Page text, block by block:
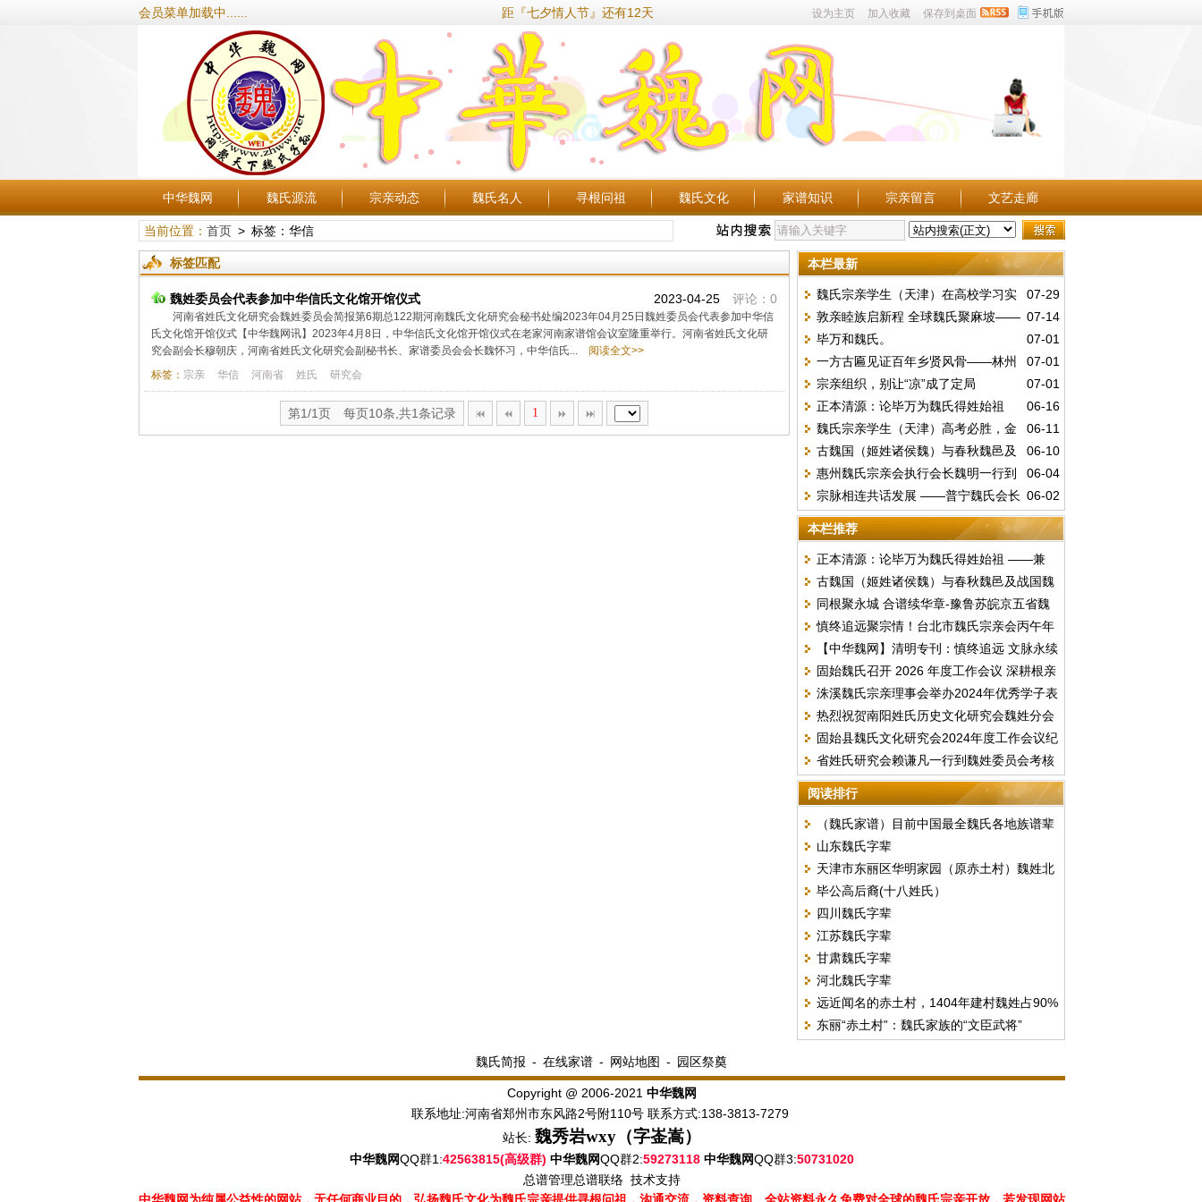
会员菜单加载中...... 设为主页 加入收藏 保存到桌面
距『七夕情人节』还有12天
中华魏网 魏氏源流 宗亲动态 魏氏名人 寻根问祖 魏氏文化 家谱知识 宗亲留言 文艺走廊
当前位置： 首页> 标签：华信
标签匹配
2023-04-25评论：0
魏姓委员会代表参加中华信氏文化馆开馆仪式
河南省姓氏文化研究会魏姓委员会简报第6期总122期河南魏氏文化研究会秘书处编2023年04月25日魏姓委员会代表参加中华信
氏文化馆开馆仪式【中华魏网讯】2023年4月8日，中华信氏文化馆开馆仪式在老家河南家谱馆会议室隆重举行。河南省姓氏文化研
究会副会长穆朝庆，河南省姓氏文化研究会副秘书长、家谱委员会会长魏怀习，中华信氏...
阅读全文>>
标签： 宗亲 华信 河南省 姓氏 研究会
第1/1页 每页10条,共1条记录 1
本栏最新
07-29
魏氏宗亲学生（天津）在高校学习实
况点滴。
07-14
敦亲睦族启新程 全球魏氏聚麻坡——
第五届世魏恳亲大会暨麻属魏氏公会三十周
年庆典
07-01
毕万和魏氏。
07-01
一方古匾见证百年乡贤风骨——林州
魏庄村发现民国“維持地方”木匾
07-01
宗亲组织，别让“凉”成了定局
06-16
正本清源：论毕万为魏氏得姓始祖
——兼驳“古魏公族为源”说
06-11
魏氏宗亲学生（天津）高考必胜，金
榜题名。
06-10
古魏国（姬姓诸侯魏）与春秋魏邑及
战国魏国的文明嬗变
06-04
惠州魏氏宗亲会执行会长魏明一行到
访总会汇报工作并交流《唐台魏氏谱志》编
撰事宜
06-02
宗脉相连共话发展 ——普宁魏氏会长
魏李锦赴中山海洲开展宗亲座谈
本栏推荐
正本清源：论毕万为魏氏得姓始祖 ——兼
驳“古魏公族为源”说
古魏国（姬姓诸侯魏）与春秋魏邑及战国魏
国的文明嬗变
同根聚永城 合谱续华章-豫鲁苏皖京五省魏
氏文化联谊暨合谱研讨盛会顺利落幕
慎终追远聚宗情！台北市魏氏宗亲会丙午年
春季祭祖暨换届选举圆满举行
【中华魏网】清明专刊：慎终追远 文脉永续
文明祭祖倡议书
固始魏氏召开 2026 年度工作会议 深耕根亲
文化擘画发展新篇
洙溪魏氏宗亲理事会举办2024年优秀学子表
彰大会
热烈祝贺南阳姓氏历史文化研究会魏姓分会
2024续谱推进会圆满成功召开
固始县魏氏文化研究会2024年度工作会议纪
要
省姓氏研究会赖谦凡一行到魏姓委员会考核
2023年度工作
阅读排行
（魏氏家谱）目前中国最全魏氏各地族谱辈
份汇总
山东魏氏字辈
天津市东丽区华明家园（原赤土村）魏姓北
门字号排序
毕公高后裔(十八姓氏）
四川魏氏字辈
江苏魏氏字辈
甘肃魏氏字辈
河北魏氏字辈
远近闻名的赤土村，1404年建村魏姓占90%
以上。（现天津市东丽区华明街）
东丽“赤土村”：魏氏家族的“文臣武将”
魏氏简报 - 在线家谱 - 网站地图 - 园区祭奠
Copyright @ 2006-2021 中华魏网
联系地址:河南省郑州市东风路2号附110号 联系方式:138-3813-7279
站长: 魏秀岩wxy（字崟嵩）
中华魏网QQ群1:42563815(高级群) 中华魏网QQ群2:59273118 中华魏网QQ群3:50731020
总谱管理总谱联络 技术支持